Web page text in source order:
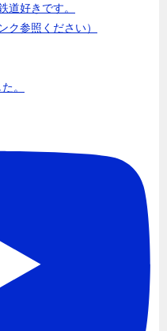
道好きです。
ク参照ください）
。